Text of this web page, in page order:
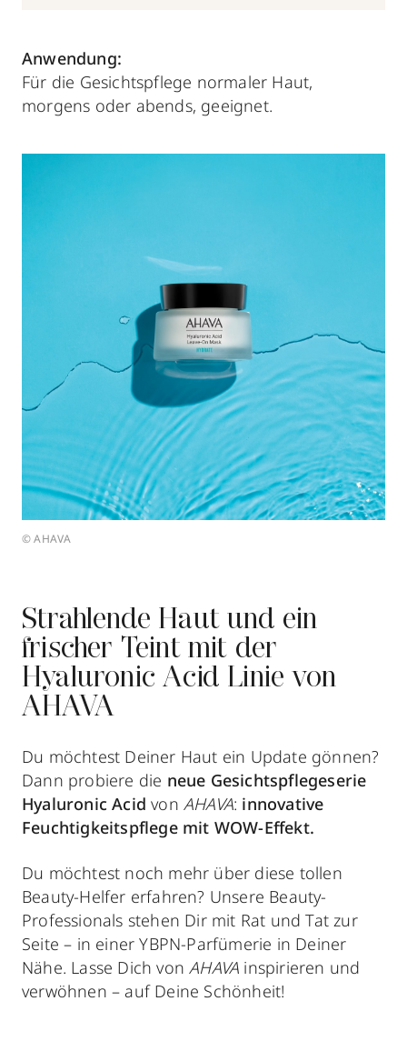
Anwendung:
Für die Gesichtspflege normaler Haut,
morgens oder abends, geeignet.
© AHAVA
Strahlende Haut und ein
frischer Teint mit der
Hyaluronic Acid Linie von
AHAVA
Du möchtest Deiner Haut ein Update gönnen?
Dann probiere die neue Gesichtspflegeserie
Hyaluronic AcidvonAHAVA: innovative
Feuchtigkeitspflege mit WOW-Effekt.
Du möchtest noch mehr über diese tollen
Beauty-Helfer erfahren? Unsere Beauty-
Professionals stehen Dir mit Rat und Tat zur
Seite – in einer YBPN-Parfümerie in Deiner
Nähe. Lasse Dich vonAHAVA inspirieren und
verwöhnen – auf Deine Schönheit!